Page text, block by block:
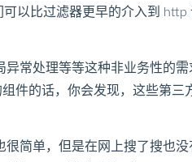
以比过滤器更早的介入到
常处理等等这种非业务性的
件的话，你会发现，这些第
简单，但是在网上搜了搜也